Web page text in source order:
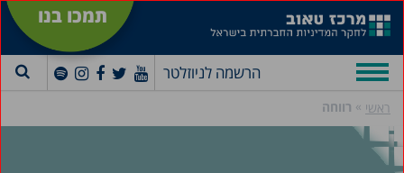
תמכו בנו
הרשמה לניוזלטר
ראשי » רווחה